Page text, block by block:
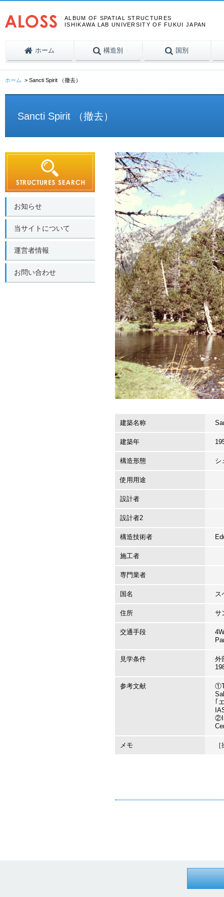
ALBUM OF SPATIAL STRUCTURES
ISHIKAWA LAB UNIVERSITY OF FUKUI JAPAN
ホーム 構造別 国別
ホーム Sancti Spirit （撤去）
Sancti Spirit （撤去）
建築名称
建築年
構造形態 シ
使用用途
設計者
設計者2
構造技術者
施工者
専門業者
国名 ス
住所 サ
交通手段
見学条件
外
参考文献
｢
メモ
お知らせ
当サイトについて
運営者情報
お問い合わせ